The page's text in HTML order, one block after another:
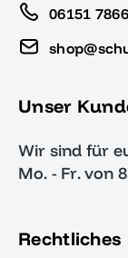
06151
Unser
Wir sind für
Mo. - Fr. von
Rechtliches